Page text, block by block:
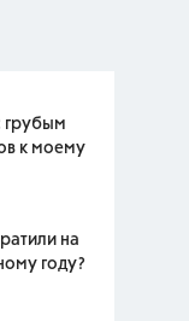
грубым
к моему
на
году?